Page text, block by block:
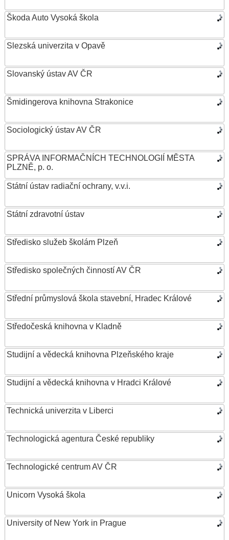
Škoda Auto Vysoká škola
Slezská univerzita v Opavě
Slovanský ústav AV ČR
Šmidingerova knihovna Strakonice
Sociologický ústav AV ČR
SPRÁVA INFORMAČNÍCH TECHNOLOGIÍ MĚSTA
PLZNĚ, p. o.
Státní ústav radiační ochrany, v.v.i.
Státní zdravotní ústav
Středisko služeb školám Plzeň
Středisko společných činností AV ČR
Střední průmyslová škola stavební, Hradec Králové
Středočeská knihovna v Kladně
Studijní a vědecká knihovna Plzeňského kraje
Studijní a vědecká knihovna v Hradci Králové
Technická univerzita v Liberci
Technologická agentura České republiky
Technologické centrum AV ČR
Unicorn Vysoká škola
University of New York in Prague